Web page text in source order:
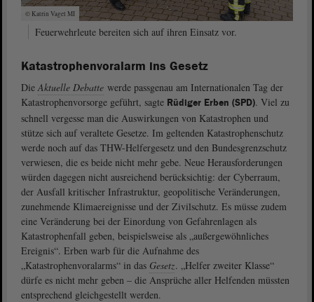
© Katrin Vagel MI
Feuerwehrleute bereiten sich auf ihren Einsatz vor.
Katastrophenvoralarm ins Gesetz
Die Aktuelle Debatte werde passgenau am Internationalen Tag der
Katastrophenvorsorge geführt, sagte Rüdiger Erben (SPD). Viel zu
schnell vergesse man die Auswirkungen von Katastrophen und
stütze sich auf veraltete Gesetze. Im geltenden Katastrophenschutz
werde noch auf das THW-Helfergesetz und den Bundesgrenzschutz
verwiesen, die es beide nicht mehr gebe. Neue Herausforderungen
würden dagegen nicht ausreichend berücksichtig: der Cyberraum,
der Ausfall kritischer Infrastruktur, geopolitische Veränderungen,
zunehmende Klimaereignisse und der Zivilschutz. Es müsse zudem
eine Veränderung bei der Einordung von Gefahrenlagen als
Katastrophenfall geben, beispielsweise als „außergewöhnliches
Ereignis“. Erben warb für die Aufnahme des
„Katastrophenvoralarms“ in das Gesetz. „Helfer zweiter Klasse“
dürfe es nicht mehr geben – die Ansprüche aller Helfenden müssten
entsprechend gleichgestellt werden.